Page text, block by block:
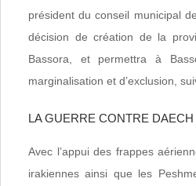
président du conseil municipal
décision de création de la
Bassora, et permettra à
marginalisation et d’exclusion,
LA GUERRE CONTRE DAECH
Avec l’appui des frappes
irakiennes ainsi que les